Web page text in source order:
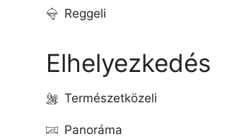
Reggeli
Elhelyezkedés
Természetközeli
Panoráma